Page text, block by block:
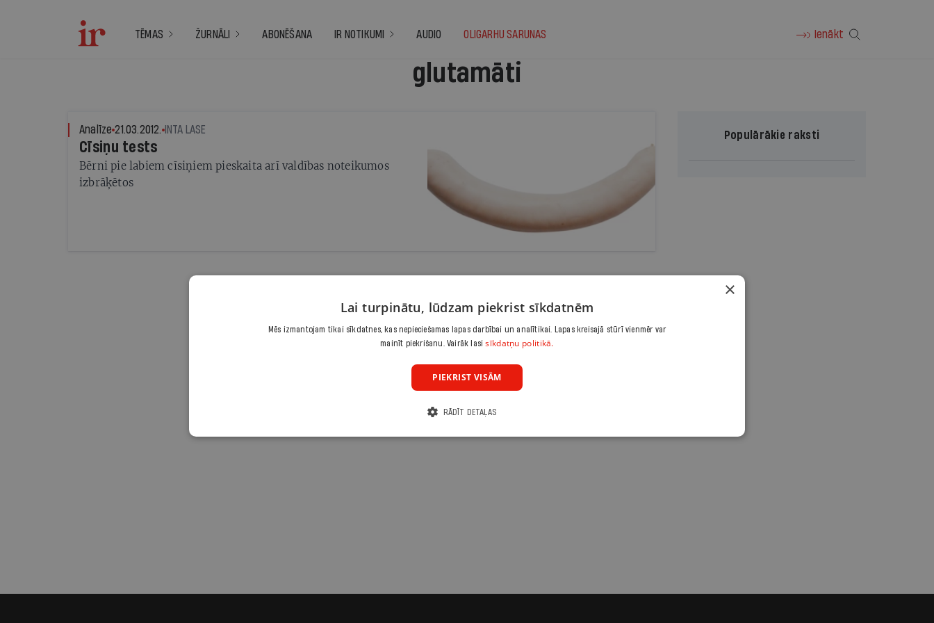
TĒMAS ŽURNĀLI ABONĒŠANA IR NOTIKUMI AUDIO OLIGARHU SARUNAS Ienākt
glutamāti
Analīze 21.03.2012. INTA LASE
Cīsiņu tests
Bērni pie labiem cīsiņiem pieskaita arī valdības noteikumos
izbrāķētos
Populārākie raksti
×
Lai turpinātu, lūdzam piekrist sīkdatnēm
Mēs izmantojam tikai sīkdatnes, kas nepieciešamas lapas darbībai un analītikai. Lapas kreisajā stūrī vienmēr var
mainīt piekrišanu. Vairāk lasisīkdatņu politikā.
PIEKRIST VISĀM
RĀDĪT DETAĻAS